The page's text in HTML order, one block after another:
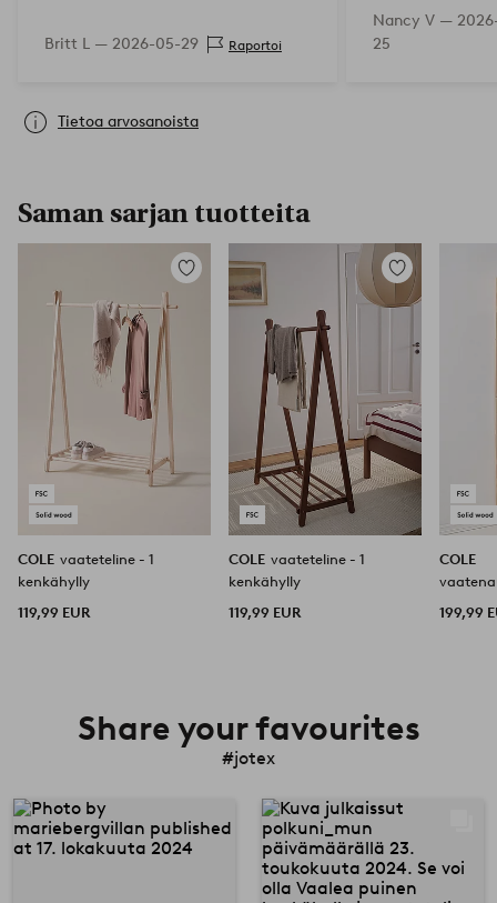
Britt L — 2026-05-29 Raportoi
Nancy V —
25
Tietoa arvosanoista
Saman sarjan tuotteita
Lisää
suosikkeihin
COLE vaateteline - 1
kenkähylly
119,99 EUR
Lisää
suosikkeihin
COLE vaateteline - 1
kenkähylly
119,99 EUR
COLE
199,99
Share your favourites
#jotex